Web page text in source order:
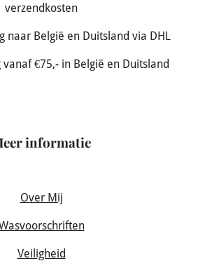
verzendkosten
naar België en Duitsland via DHL
€75,- in België en Duitsland
informatie
Over Mij
Veiligheid